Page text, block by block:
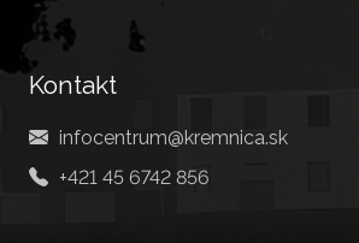
Kontakt
infocentrum@kremnica.sk
+421 45 6742 856